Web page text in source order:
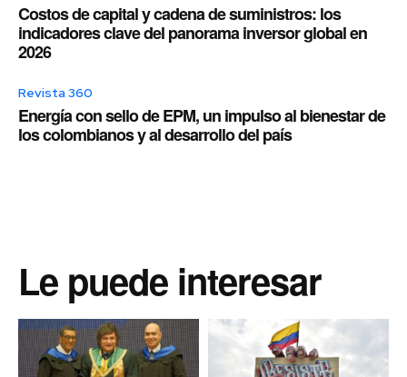
Costos de capital y cadena de suministros: los
indicadores clave del panorama inversor global en
2026
Revista 360
Energía con sello de EPM, un impulso al bienestar de
los colombianos y al desarrollo del país
Le puede interesar